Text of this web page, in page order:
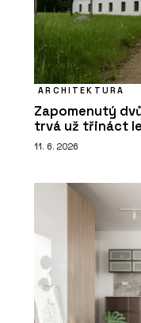
ARCHITEKTURA
Zapomenutý
trvá už třináct
11. 6. 2026